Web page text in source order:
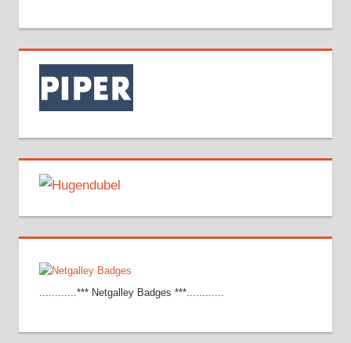
............*** Netgalley Badges ***............